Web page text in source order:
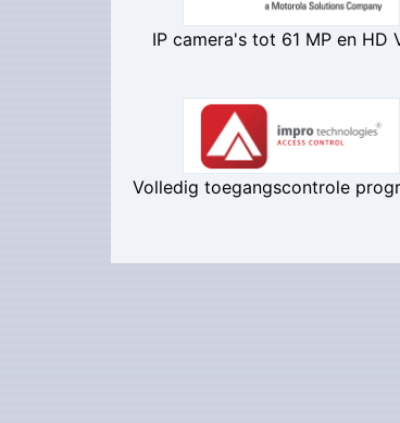
IP camera's tot 61 MP en HD
Volledig toegangscontrole